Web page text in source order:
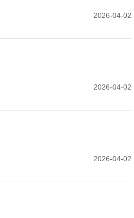
2026-04-02
2026-04-02
2026-04-02